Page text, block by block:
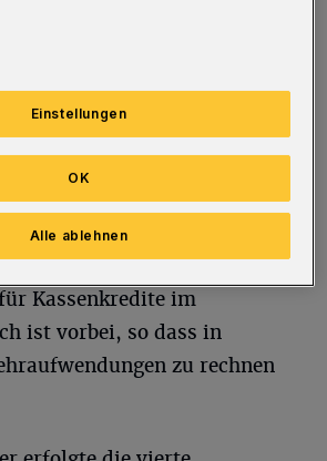
für Kassenkredite
Euro) ergeben sich
deutliche
weil die Stadt auch im
teilweise längerfristige
vorgenommen hat, aber: „Die
Kassenkredite im
ist vorbei, so dass in
zu rechnen
Einstellungen
Alle ablehnen
OK